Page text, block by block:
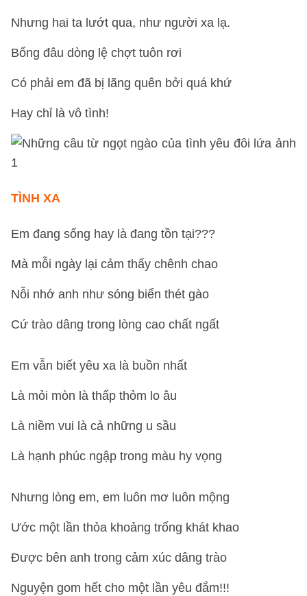
Nhưng hai ta lướt qua, như người xa lạ.
Bổng đâu dòng lệ chợt tuôn rơi
Có phải em đã bị lãng quên bởi quá khứ
Hay chỉ là vô tình!
TÌNH XA
Em đang sống hay là đang tồn tại???
Mà mỗi ngày lại cảm thấy chênh chao
Nỗi nhớ anh như sóng biển thét gào
Cứ trào dâng trong lòng cao chất ngất
Em vẫn biết yêu xa là buồn nhất
Là mỏi mòn là thấp thỏm lo âu
Là niềm vui là cả những u sầu
Là hạnh phúc ngập trong màu hy vọng
Nhưng lòng em, em luôn mơ luôn mộng
Ước một lần thỏa khoảng trống khát khao
Được bên anh trong cảm xúc dâng trào
Nguyện gom hết cho một lần yêu đắm!!!